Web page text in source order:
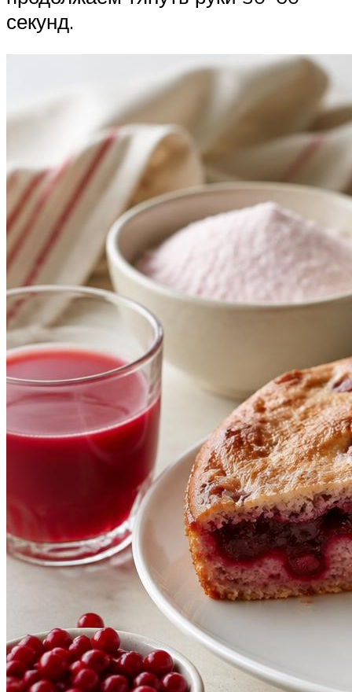
секунд.